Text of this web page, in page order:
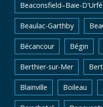
Beaconsfield–Baie-D'Urfé
Beaulac-Garthby
Bécancour Bégin
Berthier-sur-Mer
Blainville Boileau